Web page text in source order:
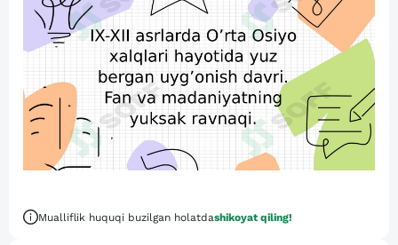
Mualliflik huquqi buzilgan holatdashikoyat qiling!